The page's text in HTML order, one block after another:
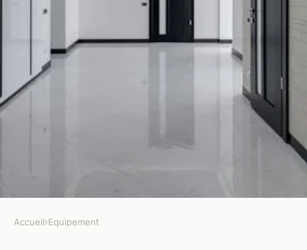
EQUIPEMENT
Accueil›Equipement